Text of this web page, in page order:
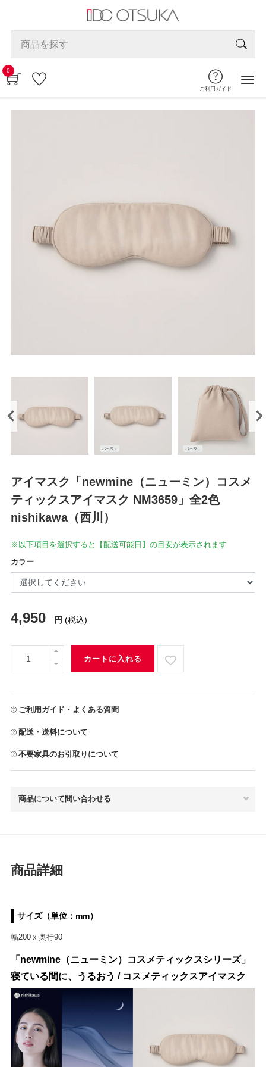
0
ご利用ガイド
アイマスク「newmine（ニューミン）コスメ
ティックスアイマスク NM3659」全2色
nishikawa（西川）
※以下項目を選択すると【配送可能日】の目安が表示されます
カラー
4,950 円 (税込)
カートに入れる
ご利用ガイド・よくある質問
配送・送料について
不要家具のお引取りについて
商品について問い合わせる
商品詳細
サイズ（単位：mm）
幅200ｘ奥行90
「newmine（ニューミン）コスメティックスシリーズ」
寝ている間に、うるおう / コスメティックスアイマスク